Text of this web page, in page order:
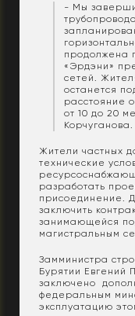
- Мы
продолжена
«Эрдэни»
сетей.
останется
расстояние
от 10 до 20
Корчуганова.
Жители частных
технические
разработать
присоединение.
заключить
занимающейся
магистральным
Замминистра
Бурятии Евгений
заключено
федеральным
эксплуатацию